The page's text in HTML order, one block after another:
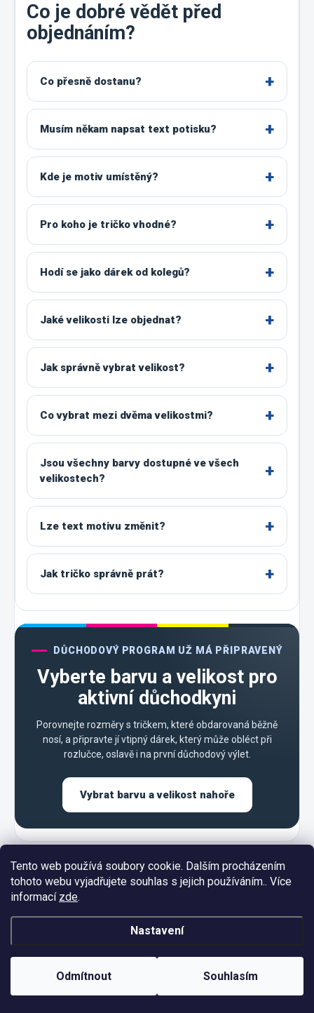
Tento web používá soubory cookie. Dalším procházením
tohoto webu vyjadřujete souhlas s jejich používáním.. Více
informací zde.
Nastavení
Odmítnout Souhlasím
Co je dobré vědět před
objednáním?
Co přesně dostanu?
Musím někam napsat text potisku?
Kde je motiv umístěný?
Pro koho je tričko vhodné?
Hodí se jako dárek od kolegů?
Jaké velikosti lze objednat?
Jak správně vybrat velikost?
Co vybrat mezi dvěma velikostmi?
Jsou všechny barvy dostupné ve všech
velikostech?
Lze text motivu změnit?
Jak tričko správně prát?
DŮCHODOVÝ PROGRAM UŽ MÁ PŘIPRAVENÝ
Vyberte barvu a velikost pro
aktivní důchodkyni
Porovnejte rozměry s tričkem, které obdarovaná běžně
nosí, a připravte jí vtipný dárek, který může obléct při
rozlučce, oslavě i na první důchodový výlet.
Vybrat barvu a velikost nahoře